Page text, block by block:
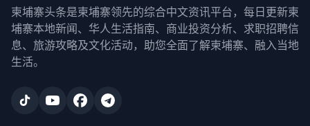
柬埔寨头条是柬埔寨领先的综合中文资讯平台，每日更新柬
埔寨本地新闻、华人生活指南、商业投资分析、求职招聘信
息、旅游攻略及文化活动，助您全面了解柬埔寨、融入当地
生活。